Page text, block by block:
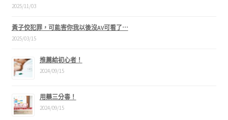
2025/11/03
黃子佼犯罪，可能害你我以後沒AV可看了⋯
2025/03/15
推薦給初心者！
2024/09/15
用藥三分毒！
2024/09/15